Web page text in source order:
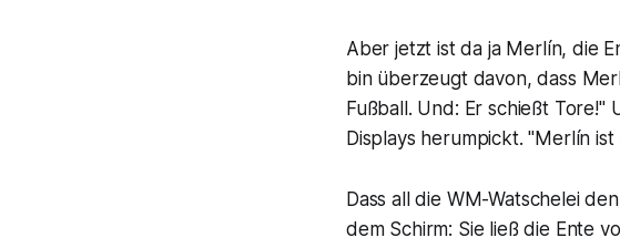
Aber jetzt ist da ja Merlín, die
bin überzeugt davon, dass
Fußball. Und: Er schießt
Displays herumpickt. "Merlín ist
Dass all die WM-Watschelei
dem Schirm: Sie ließ die Ente